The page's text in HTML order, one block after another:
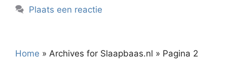
Plaats een reactie
Home » Archives for Slaapbaas.nl » Pagina 2